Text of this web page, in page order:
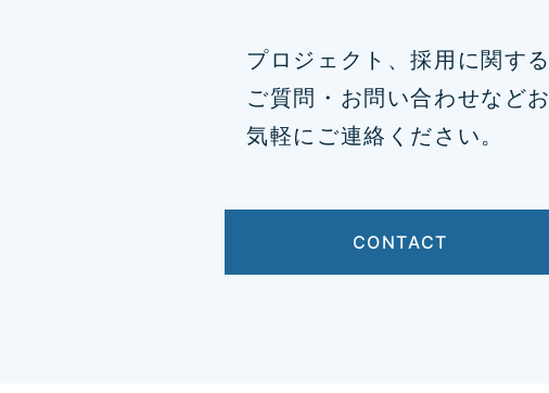
プロジェクト、採用に関する
ご質問・お問い合わせなどお
気軽にご連絡ください。
CONTACT